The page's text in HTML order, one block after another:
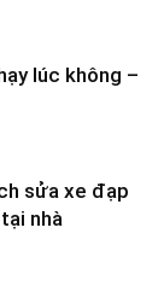
lúc không –
sửa xe đạp
nhà